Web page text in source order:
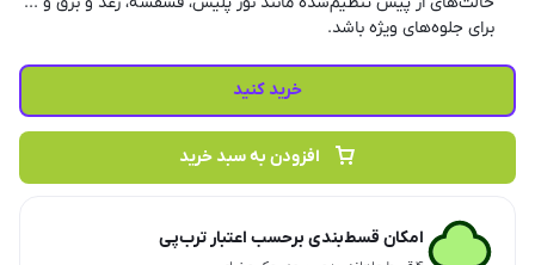
برای جلوه‌های ویژه باشد.
شامل ریموت کنترل، پایه، کیف حمل و ...
افزودن به سبد خرید
خرید کنید
امکان قسط‌بندی برحسب اعتبار ترب‌پی